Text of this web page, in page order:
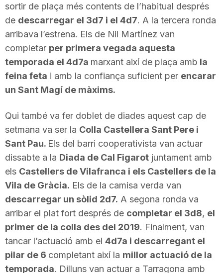
sortir de plaça més contents de l’habitual després
de descarregar el 3d7 i el 4d7. A la tercera ronda
arribava l’estrena. Els de Nil Martínez van
completar per primera vegada aquesta
temporada el 4d7a marxant així de plaça amb la
feina feta i amb la confiança suficient per encarar
un Sant Magí de màxims.
Qui també va fer doblet de diades aquest cap de
setmana va ser la Colla Castellera Sant Pere i
Sant Pau. Els del barri cooperativista van actuar
dissabte a la Diada de Cal Figarot juntament amb
els Castellers de Vilafranca i els Castellers de la
Vila de Gràcia. Els de la camisa verda van
descarregar un sòlid 2d7. A segona ronda va
arribar el plat fort després de completar el 3d8, el
primer de la colla des del 2019. Finalment, van
tancar l’actuació amb el 4d7a i descarregant el
pilar de 6 completant així la millor actuació de la
temporada. Dilluns van actuar a Tarragona amb